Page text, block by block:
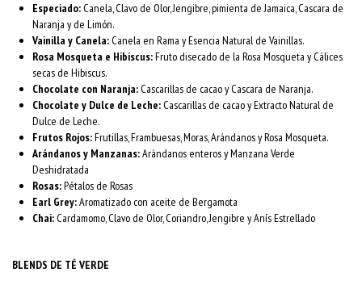
Especiado: Canela, Clavo de Olor, Jengibre, pimienta de Jamaica, Cascara de
Naranja y de Limón.
Vainilla y Canela: Canela en Rama y Esencia Natural de Vainillas.
Rosa Mosqueta e Hibiscus:Fruto disecado de la Rosa Mosqueta y Cálices
secas de Hibiscus.
Chocolate con Naranja: Cascarillas de cacao y Cascara de Naranja.
Chocolate y Dulce de Leche: Cascarillas de cacao y Extracto Natural de
Dulce de Leche.
Frutos Rojos:Frutillas, Frambuesas, Moras, Arándanos y Rosa Mosqueta.
Arándanos y Manzanas:Arándanos enteros y Manzana Verde
Deshidratada
Rosas:Pétalos de Rosas
Earl Grey:Aromatizado con aceite de Bergamota
Chai: Cardamomo, Clavo de Olor, Coriandro, Jengibre y Anís Estrellado
BLENDS DE TÉ VERDE